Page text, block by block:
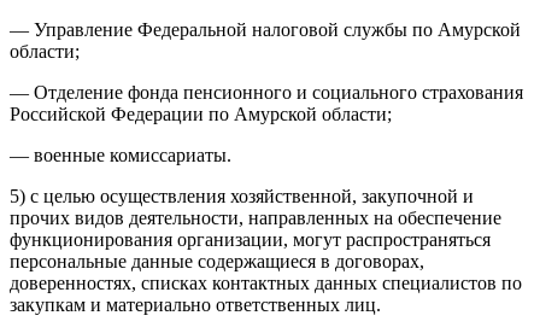
— Управление Федеральной налоговой службы по Амурской
области;
— Отделение фонда пенсионного и социального страхования
Российской Федерации по Амурской области;
— военные комиссариаты.
5) с целью осуществления хозяйственной, закупочной и
прочих видов деятельности, направленных на обеспечение
функционирования организации, могут распространяться
персональные данные содержащиеся в договорах,
доверенностях, списках контактных данных специалистов по
закупкам и материально ответственных лиц.